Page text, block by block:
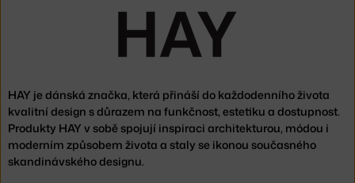
HAY je dánská značka, která přináší do každodenního života
kvalitní design s důrazem na funkčnost, estetiku a dostupnost.
Produkty HAY v sobě spojují inspiraci architekturou, módou i
moderním způsobem života a staly se ikonou současného
skandinávského designu.